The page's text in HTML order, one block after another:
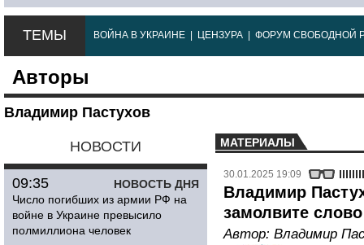
ТЕМЫ ВОЙНА В УКРАИНЕ ЦЕНЗУРА ФОРУМ СВОБОДНОЙ
Авторы
Владимир Пастухов
НОВОСТИ
НОВОСТЬ ДНЯ
09:35
Число погибших из армии РФ на
войне в Украине превысило
полмиллиона человек
МАТЕРИАЛЫ
30.01.2025 19:09
Владимир
замолвите
Автор: Владимир